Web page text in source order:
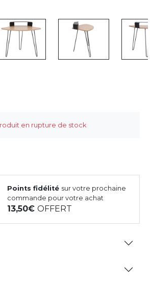
en rupture de stock
Points fidélité sur votre prochaine
commande pour votre achat
13,50OFFERT